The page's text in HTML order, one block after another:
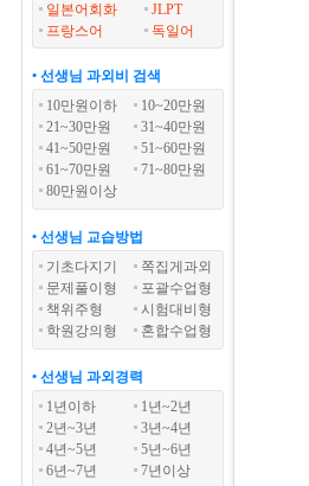
일본어회화
JLPT
프랑스어
독일어
• 선생님 과외비 검색
10만원이하
10~20만원
21~30만원
31~40만원
41~50만원
51~60만원
61~70만원
71~80만원
80만원이상
• 선생님 교습방법
기초다지기
쪽집게과외
문제풀이형
포괄수업형
책위주형
시험대비형
학원강의형
혼합수업형
• 선생님 과외경력
1년이하
1년~2년
2년~3년
3년~4년
4년~5년
5년~6년
6년~7년
7년이상